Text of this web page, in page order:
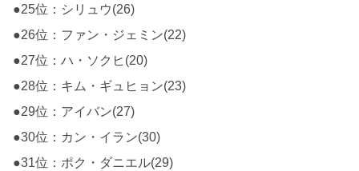
●25位：シリュウ(26)
●26位：ファン・ジェミン(22)
●27位：ハ・ソクヒ(20)
●28位：キム・ギュヒョン(23)
●29位：アイバン(27)
●30位：カン・イラン(30)
●31位：ポク・ダニエル(29)